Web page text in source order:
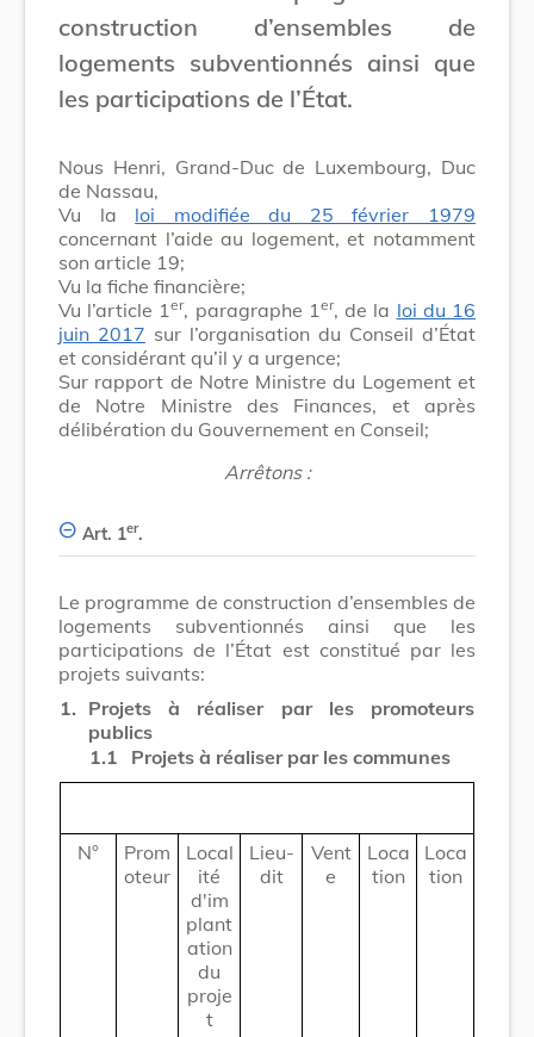
construction d’ensembles de
logements subventionnés ainsi que
les participations de l’État.
Nous Henri, Grand-Duc de Luxembourg, Duc
de Nassau,
Vu la loi modifiée du 25 février 1979
concernant l’aide au logement, et notamment
son article 19;
Vu la fiche financière;
Vu l’article 1er, paragraphe 1 er, de la loi du 16
juin 2017 sur l’organisation du Conseil d’État
et considérant qu’il y a urgence;
Sur rapport de Notre Ministre du Logement et
de Notre Ministre des Finances, et après
délibération du Gouvernement en Conseil;
Arrêtons :
Art. 1er.
Le programme de construction d’ensembles de
logements subventionnés ainsi que les
participations de l’État est constitué par les
projets suivants:
1. Projets à réaliser par les promoteurs
publics
1.1
Projets à réaliser par les communes
N°
Prom
oteur
Local
ité
d'im
plant
ation
du
proje
t
Lieu-
dit
Vent
e
Loca
tion
Loca
tion